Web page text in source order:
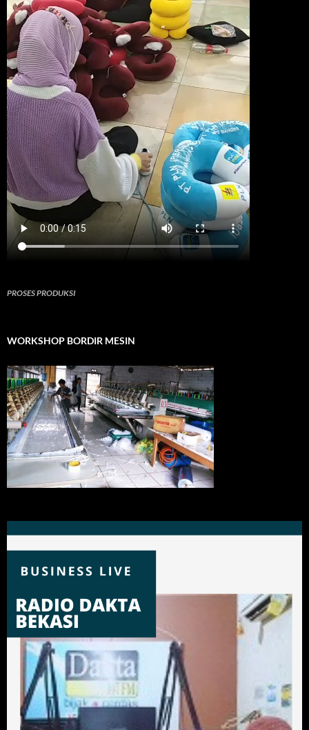
PROSES PRODUKSI
WORKSHOP BORDIR MESIN